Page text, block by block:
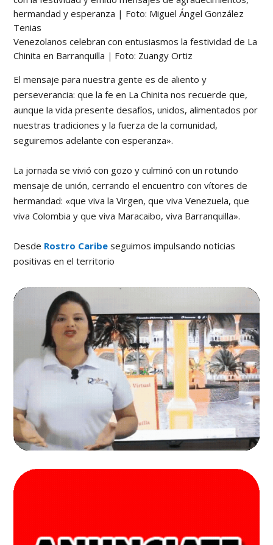
Venezolanos celebran con entusiasmos la festividad de La
Chinita en Barranquilla | Foto: Zuangy Ortiz
El mensaje para nuestra gente es de aliento y
perseverancia: que la fe en La Chinita nos recuerde que,
aunque la vida presente desafíos, unidos, alimentados por
nuestras tradiciones y la fuerza de la comunidad,
seguiremos adelante con esperanza».
La jornada se vivió con gozo y culminó con un rotundo
mensaje de unión, cerrando el encuentro con vítores de
hermandad: «que viva la Virgen, que viva Venezuela, que
viva Colombia y que viva Maracaibo, viva Barranquilla».
Desde Rostro Caribe seguimos impulsando noticias
positivas en el territorio